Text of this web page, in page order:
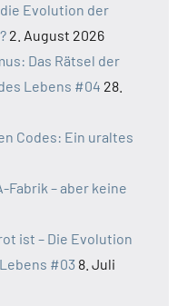
Evolution der
2. August 2026
Das Rätsel der
Lebens #04 28.
Codes: Ein uraltes
Fabrik – aber keine
ist – Die Evolution
#03 8. Juli